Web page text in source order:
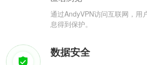
通过AndyVPN访问互联网，用
息得到保护。
数据安全